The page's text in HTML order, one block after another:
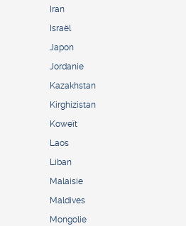
Iran
Israël
Japon
Jordanie
Kazakhstan
Kirghizistan
Koweït
Laos
Liban
Malaisie
Maldives
Mongolie